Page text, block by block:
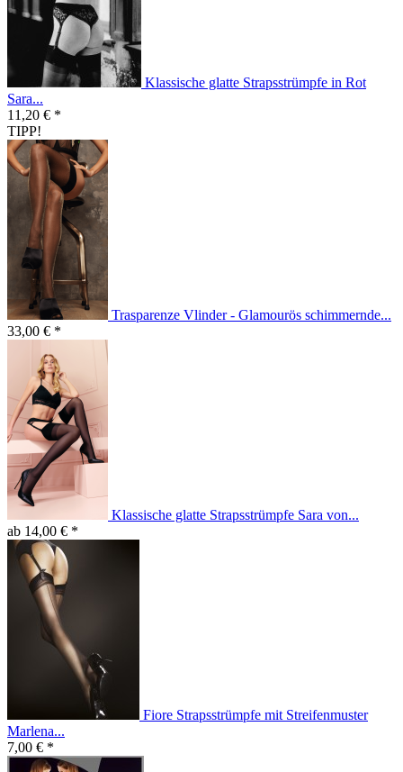
Klassische glatte Strapsstrümpfe in Rot
Sara...
11,20 € *
TIPP!
Trasparenze Vlinder - Glamourös schimmernde...
33,00 € *
Klassische glatte Strapsstrümpfe Sara von...
ab 14,00 € *
Fiore Strapsstrümpfe mit Streifenmuster
Marlena...
7,00 € *